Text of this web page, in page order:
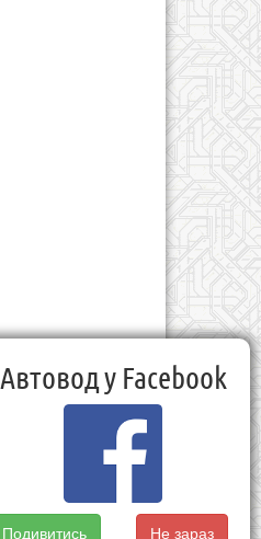
Автовод у Facebook
Подивитись Не зараз